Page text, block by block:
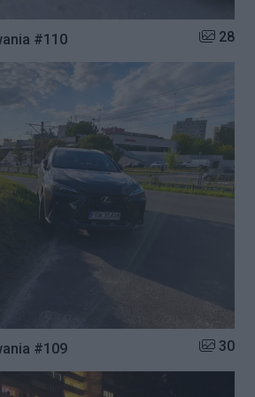
#110 Liczba
28
#109 Liczba
30